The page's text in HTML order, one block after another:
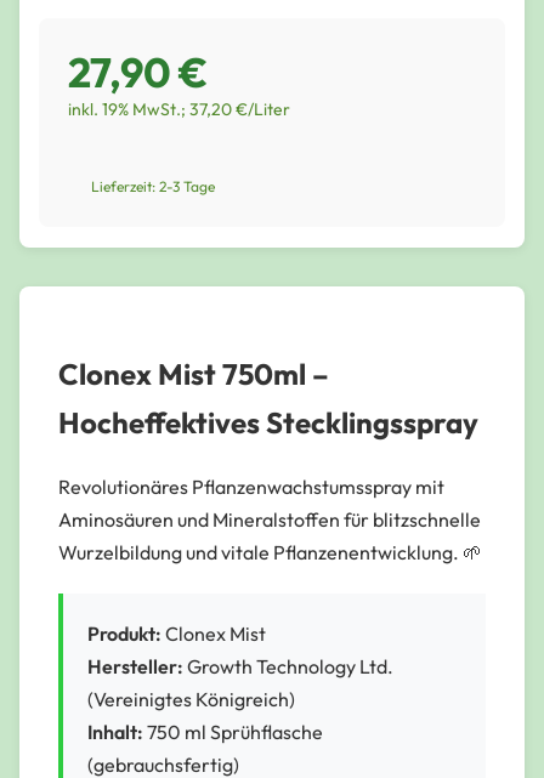
27,90 €
inkl. 19% MwSt.; 37,20 €/Liter
Lieferzeit: 2-3 Tage
Clonex Mist 750ml –
Hocheffektives Stecklingsspray
Revolutionäres Pflanzenwachstumsspray mit
Aminosäuren und Mineralstoffen für blitzschnelle
Wurzelbildung und vitale Pflanzenentwicklung. 🌱
Produkt: Clonex Mist
Hersteller: Growth Technology Ltd.
(Vereinigtes Königreich)
Inhalt: 750 ml Sprühflasche
(gebrauchsfertig)